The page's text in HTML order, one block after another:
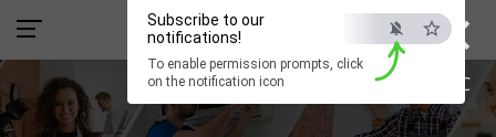
×
ESC
Subscribe to our
notifications!
To enable permission prompts, click
on the notification icon